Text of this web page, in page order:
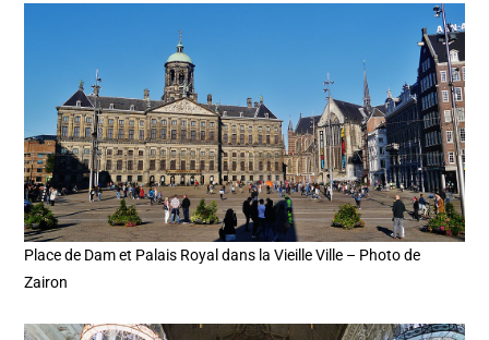
Place de Dam et Palais Royal dans la Vieille Ville – Photo de
Zairon